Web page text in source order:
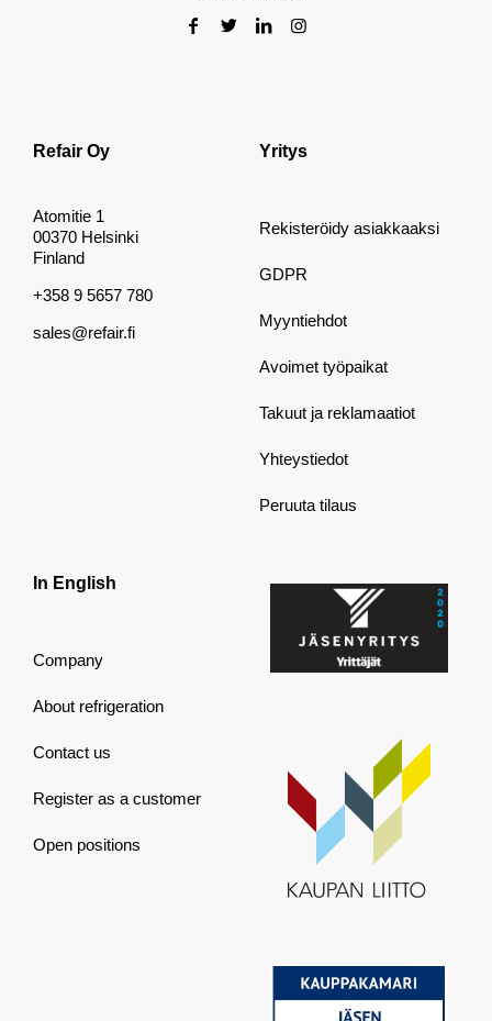
Refair Oy
Atomitie 1
00370 Helsinki
Finland
+358 9 5657 780
sales@refair.fi
Yritys
Rekisteröidy asiakkaaksi
GDPR
Myyntiehdot
Avoimet työpaikat
Takuut ja reklamaatiot
Yhteystiedot
Peruuta tilaus
In English
Company
About refrigeration
Contact us
Register as a customer
Open positions